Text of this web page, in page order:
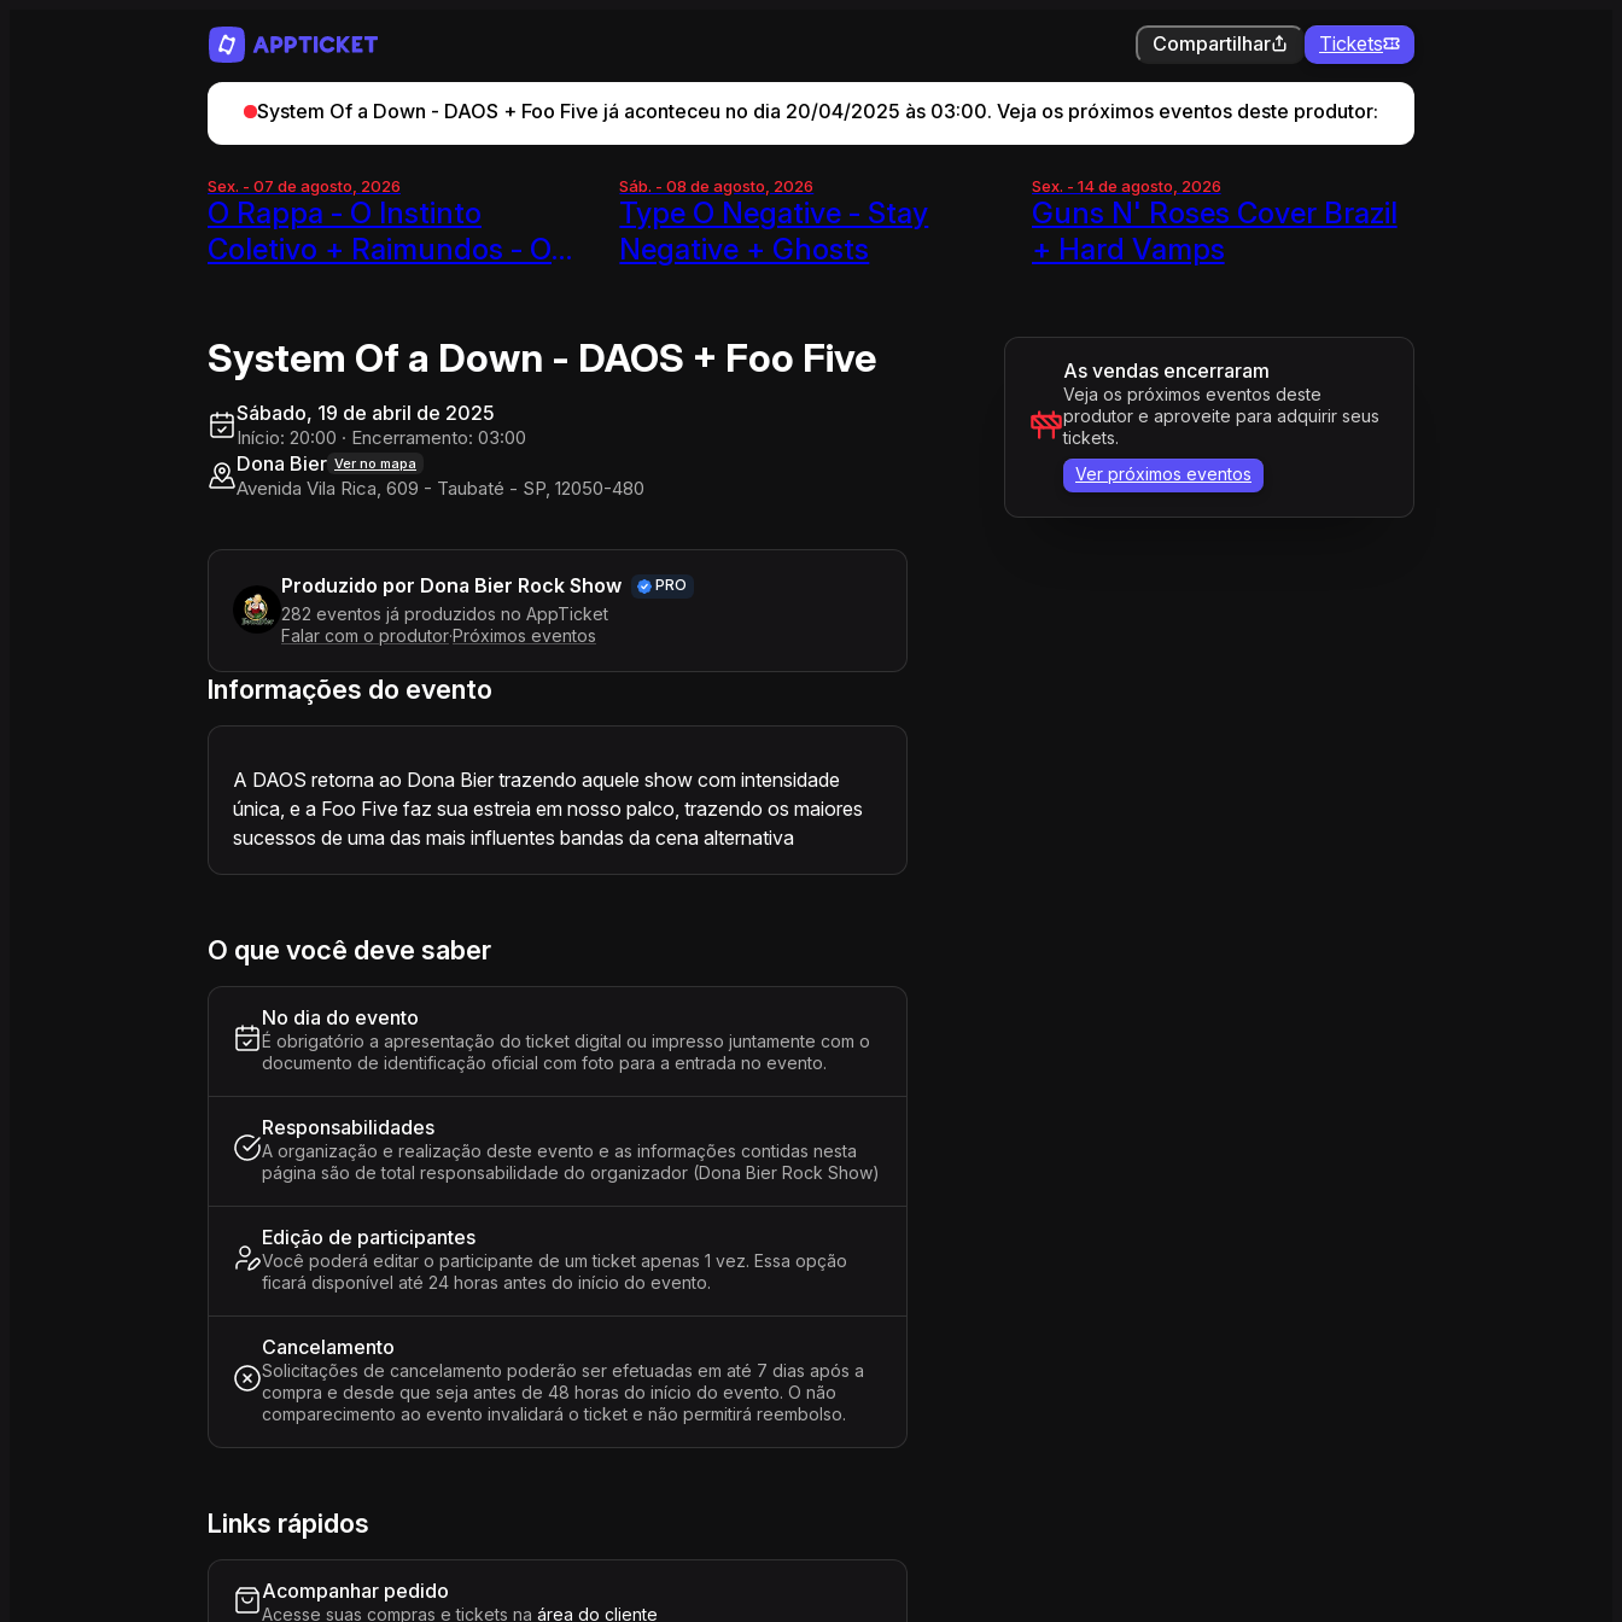
Compartilhar Tickets
System Of a Down - DAOS + Foo Five já aconteceu no dia 20/04/2025 às 03:00. Veja os próximos eventos deste produtor:
Sex. - 07 de agosto, 2026
O Rappa - O Instinto
Coletivo + Raimundos - O
Sáb. - 08 de agosto, 2026
Type O Negative - Stay
Negative + Ghosts
Sex. - 14 de agosto, 2026
Guns N' Roses Cover Brazil
+ Hard Vamps
System Of a Down - DAOS + Foo Five
Sábado, 19 de abril de 2025
Início: 20:00 · Encerramento: 03:00
Dona Bier Ver no mapa
Avenida Vila Rica, 609 - Taubaté - SP, 12050-480
Produzido por Dona Bier Rock Show PRO
282 eventos já produzidos no AppTicket
Falar com o produtor·Próximos eventos
Informações do evento
A DAOS retorna ao Dona Bier trazendo aquele show com intensidade
única, e a Foo Five faz sua estreia em nosso palco, trazendo os maiores
sucessos de uma das mais influentes bandas da cena alternativa
As vendas encerraram
Veja os próximos eventos deste
produtor e aproveite para adquirir seus
tickets.
Ver próximos eventos
O que você deve saber
No dia do evento
É obrigatório a apresentação do ticket digital ou impresso juntamente com o
documento de identificação oficial com foto para a entrada no evento.
Responsabilidades
A organização e realização deste evento e as informações contidas nesta
página são de total responsabilidade do organizador (Dona Bier Rock Show)
Edição de participantes
Você poderá editar o participante de um ticket apenas 1 vez. Essa opção
ficará disponível até 24 horas antes do início do evento.
Cancelamento
Solicitações de cancelamento poderão ser efetuadas em até 7 dias após a
compra e desde que seja antes de 48 horas do início do evento. O não
comparecimento ao evento invalidará o ticket e não permitirá reembolso.
Links rápidos
Acompanhar pedido
Acesse suas compras e tickets na área do cliente